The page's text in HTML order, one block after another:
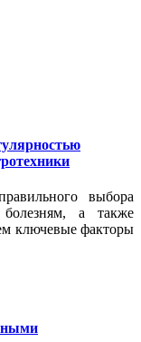
выбора
а также
ключевые факторы